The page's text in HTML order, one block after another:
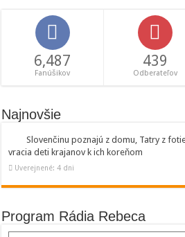
6,487
Fanúšikov
439
Odberateľov
Najnovšie
Slovenčinu poznajú z domu, Tatry z
vracia deti krajanov k ich koreňom
Uverejnené: 4 dni
Program Rádia Rebeca